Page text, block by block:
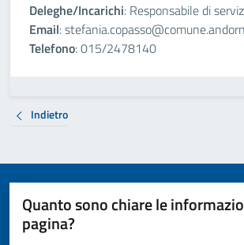
Deleghe/Incarichi: Responsabile di
Email:
Telefono: 015/2478140
Indietro
Quanto sono chiare le
pagina?